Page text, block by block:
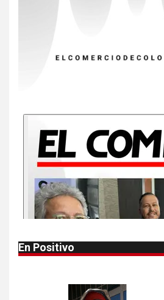
EEUU este año
• ESTADOS UNIDOS
NOTICIAS
Van 4,100
por parásito
diarrea en EEUU
• HOGAR Y SALUD
Reportan en
consumo de
En Positivo